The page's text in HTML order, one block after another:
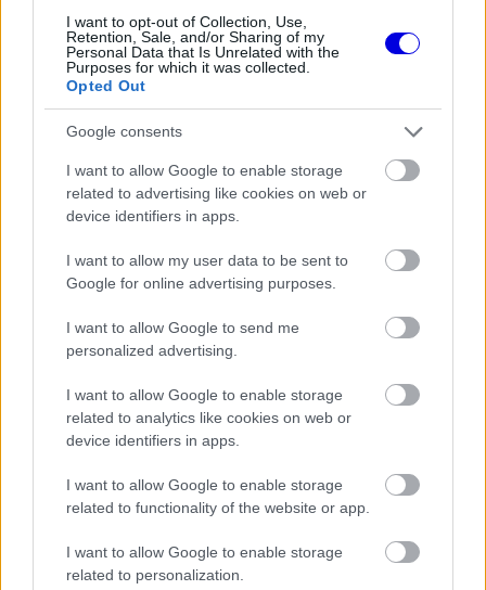
I want to opt-out of Collection, Use,
Retention, Sale, and/or Sharing of my
Personal Data that Is Unrelated with the
Purposes for which it was collected.
Opted Out
Google consents
I want to allow Google to enable storage
related to advertising like cookies on web or
device identifiers in apps.
I want to allow my user data to be sent to
Google for online advertising purposes.
I want to allow Google to send me
personalized advertising.
I want to allow Google to enable storage
related to analytics like cookies on web or
device identifiers in apps.
I want to allow Google to enable storage
related to functionality of the website or app.
I want to allow Google to enable storage
related to personalization.
Williams, az Alpine és a wokingiak így joggal
tarthatnak attól, hogy a melegben túlmelegednek
a hajtóegységek.
FORMA-1
Max Verstappen és a McLaren
Bajnoki esélyessé lépett elő Lewis
Hamilton a Ferrarinál
FORMA-1
Schumacher különleges jogai miatt
Ferrari-pilótapáros